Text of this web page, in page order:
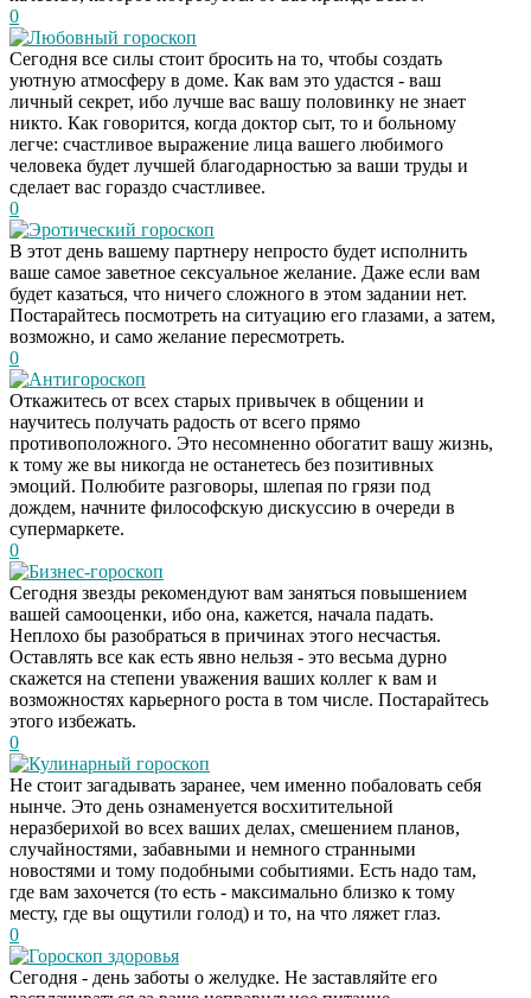
0
Любовный гороскоп
Сегодня все силы стоит бросить на то, чтобы создать
уютную атмосферу в доме. Как вам это удастся - ваш
личный секрет, ибо лучше вас вашу половинку не знает
никто. Как говорится, когда доктор сыт, то и больному
легче: счастливое выражение лица вашего любимого
человека будет лучшей благодарностью за ваши труды и
сделает вас гораздо счастливее.
0
Эротический гороскоп
В этот день вашему партнеру непросто будет исполнить
ваше самое заветное сексуальное желание. Даже если вам
будет казаться, что ничего сложного в этом задании нет.
Постарайтесь посмотреть на ситуацию его глазами, а затем,
возможно, и само желание пересмотреть.
0
Антигороскоп
Откажитесь от всех старых привычек в общении и
научитесь получать радость от всего прямо
противоположного. Это несомненно обогатит вашу жизнь,
к тому же вы никогда не останетесь без позитивных
эмоций. Полюбите разговоры, шлепая по грязи под
дождем, начните философскую дискуссию в очереди в
супермаркете.
0
Бизнес-гороскоп
Сегодня звезды рекомендуют вам заняться повышением
вашей самооценки, ибо она, кажется, начала падать.
Неплохо бы разобраться в причинах этого несчастья.
Оставлять все как есть явно нельзя - это весьма дурно
скажется на степени уважения ваших коллег к вам и
возможностях карьерного роста в том числе. Постарайтесь
этого избежать.
0
Кулинарный гороскоп
Не стоит загадывать заранее, чем именно побаловать себя
нынче. Это день ознаменуется восхитительной
неразберихой во всех ваших делах, смешением планов,
случайностями, забавными и немного странными
новостями и тому подобными событиями. Есть надо там,
где вам захочется (то есть - максимально близко к тому
месту, где вы ощутили голод) и то, на что ляжет глаз.
0
Гороскоп здоровья
Сегодня - день заботы о желудке. Не заставляйте его